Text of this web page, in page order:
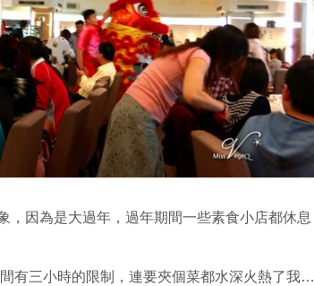
，因為是大過年，過年期間一些素食小店都休息
有三小時的限制，連要夾個菜都水深火熱了我…